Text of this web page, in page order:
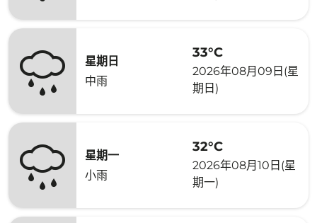
星期日
中雨
33°C
2026年08月09日(星
期日)
星期一
小雨
32°C
2026年08月10日(星
期一)